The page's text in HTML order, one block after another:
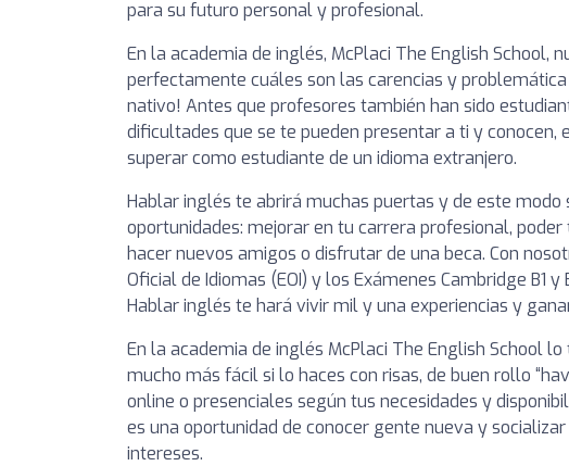
para su futuro personal y profesional.
En la academia de inglés, McPlaci The English School,
perfectamente cuáles son las carencias y
nativo! Antes que profesores también han sido
dificultades que se te pueden presentar a ti y conocen,
superar como estudiante de un idioma extranjero.
Hablar inglés te abrirá muchas puertas y de este
oportunidades: mejorar en tu carrera profesional,
hacer nuevos amigos o disfrutar de una beca. Con
Oficial de Idiomas (EOI) y los Exámenes Cambridge B1
Hablar inglés te hará vivir mil y una experiencias y
En la academia de inglés McPlaci The English School
mucho más fácil si lo haces con risas, de buen rollo
online o presenciales según tus necesidades y
es una oportunidad de conocer gente nueva y
intereses.